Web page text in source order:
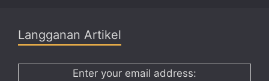
Langganan Artikel
Enter your email address: